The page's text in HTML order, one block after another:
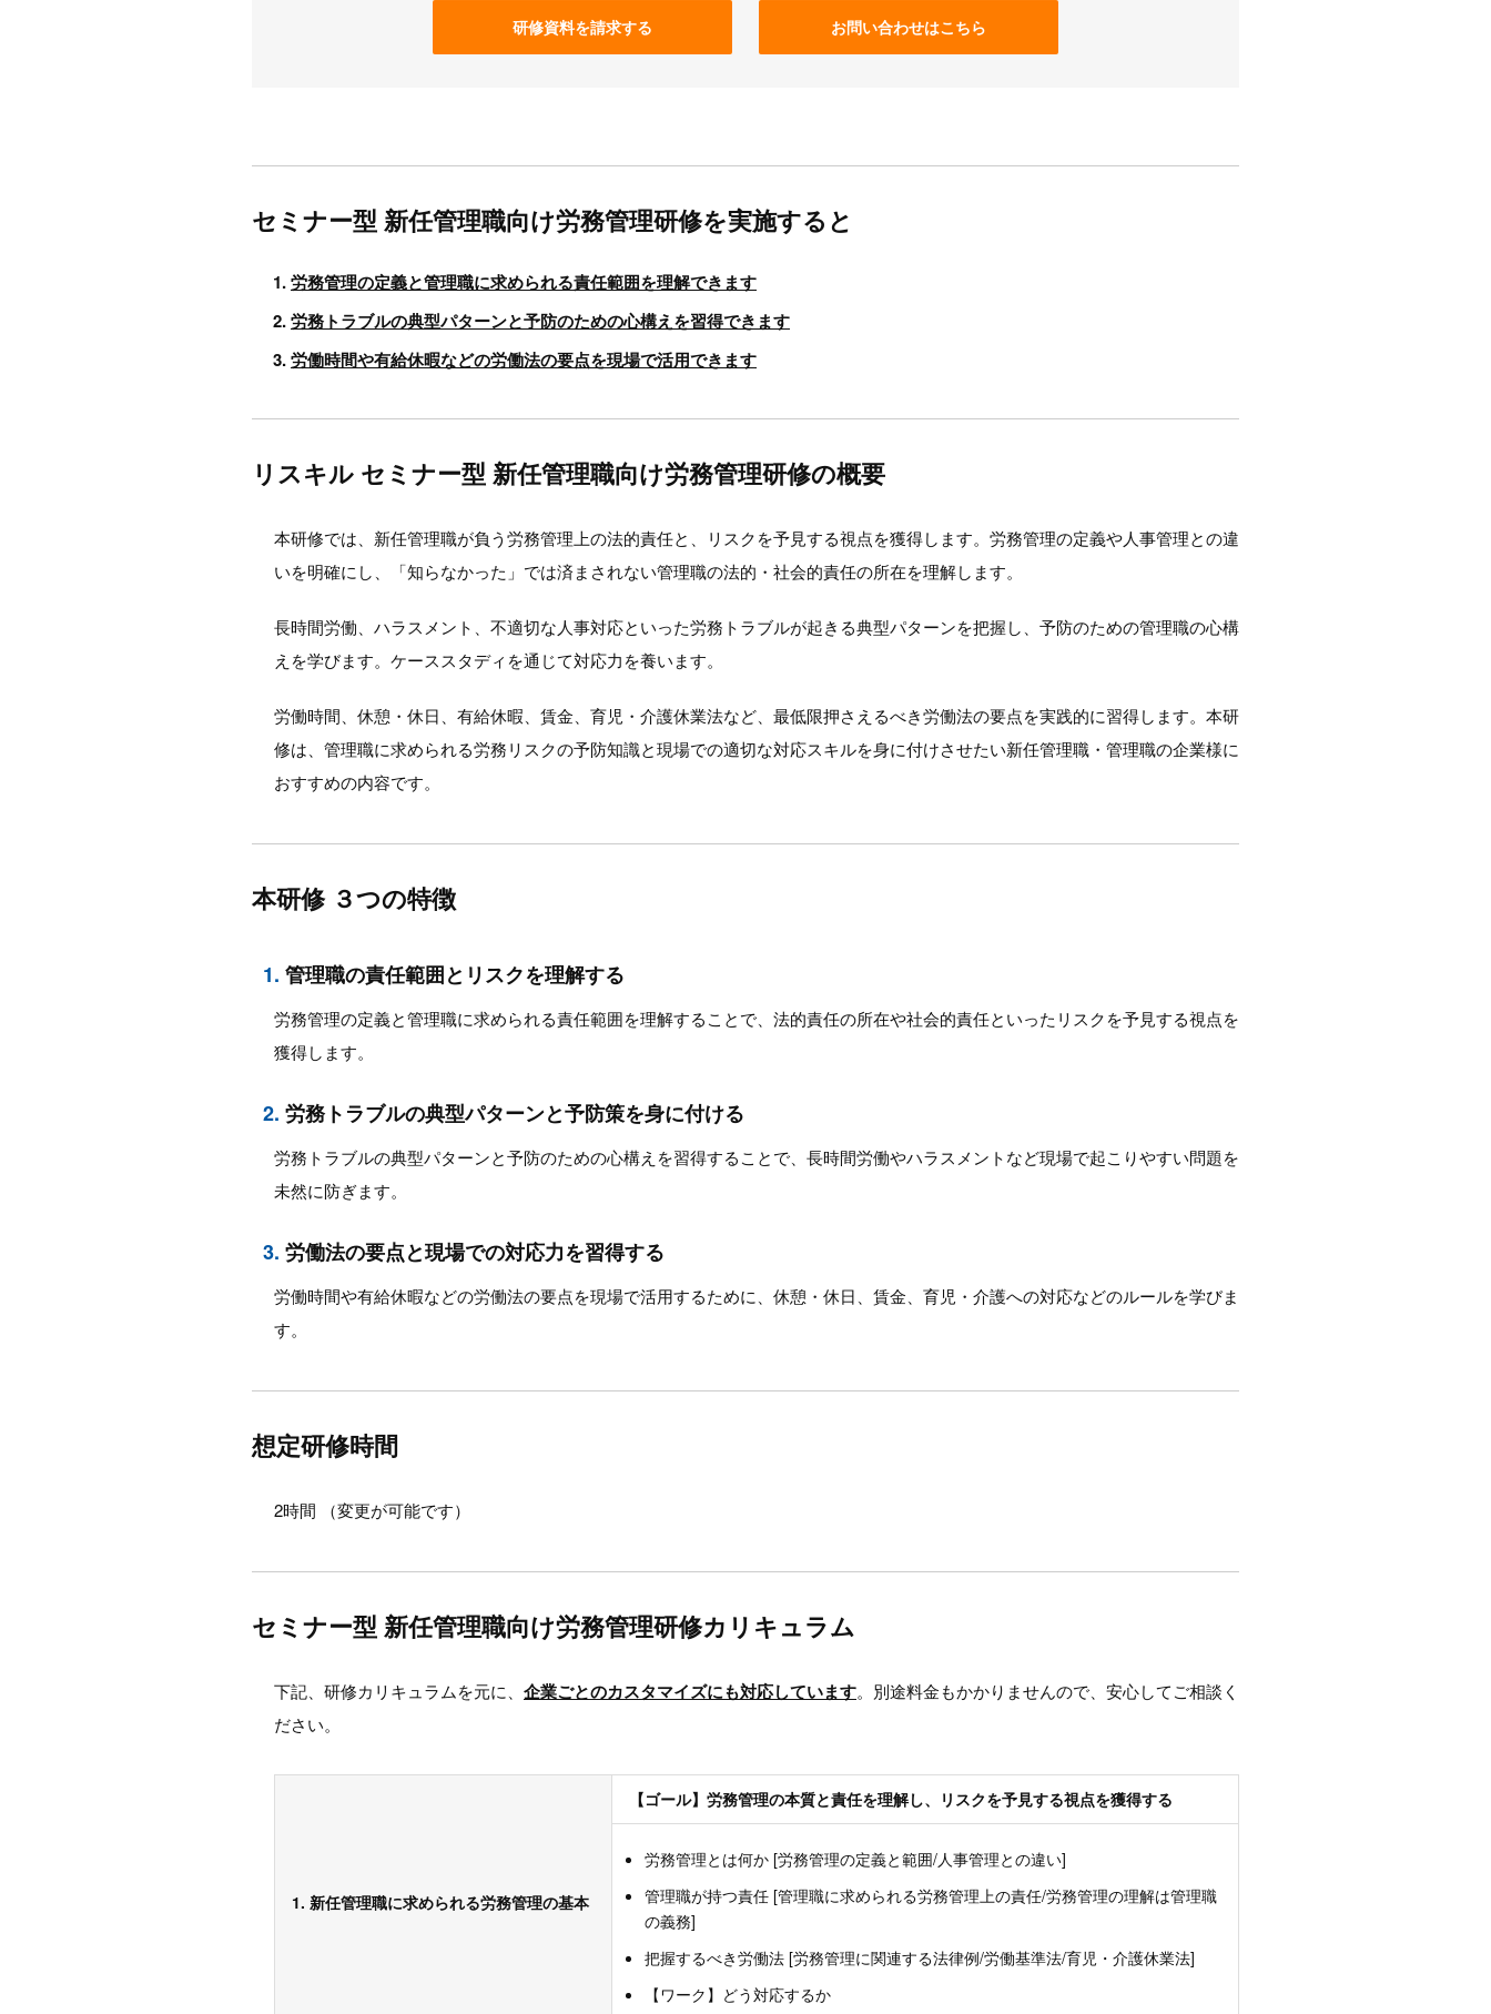
研修資料を請求する お問い合わせはこちら
セミナー型 新任管理職向け労務管理研修を実施すると
労務管理の定義と管理職に求められる責任範囲を理解できます
労務トラブルの典型パターンと予防のための心構えを習得できます
労働時間や有給休暇などの労働法の要点を現場で活用できます
リスキル セミナー型 新任管理職向け労務管理研修の概要
本研修では、新任管理職が負う労務管理上の法的責任と、リスクを予見する視点を獲得します。労務管理の定義や人事管理との違
いを明確にし、「知らなかった」では済まされない管理職の法的・社会的責任の所在を理解します。
長時間労働、ハラスメント、不適切な人事対応といった労務トラブルが起きる典型パターンを把握し、予防のための管理職の心構
えを学びます。ケーススタディを通じて対応力を養います。
労働時間、休憩・休日、有給休暇、賃金、育児・介護休業法など、最低限押さえるべき労働法の要点を実践的に習得します。本研
修は、管理職に求められる労務リスクの予防知識と現場での適切な対応スキルを身に付けさせたい新任管理職・管理職の企業様に
おすすめの内容です。
本研修 ３つの特徴
1. 管理職の責任範囲とリスクを理解する
労務管理の定義と管理職に求められる責任範囲を理解することで、法的責任の所在や社会的責任といったリスクを予見する視点を
獲得します。
2. 労務トラブルの典型パターンと予防策を身に付ける
労務トラブルの典型パターンと予防のための心構えを習得することで、長時間労働やハラスメントなど現場で起こりやすい問題を
未然に防ぎます。
3. 労働法の要点と現場での対応力を習得する
労働時間や有給休暇などの労働法の要点を現場で活用するために、休憩・休日、賃金、育児・介護への対応などのルールを学びま
す。
想定研修時間
2時間 （変更が可能です）
セミナー型 新任管理職向け労務管理研修カリキュラム
下記、研修カリキュラムを元に、 企業ごとのカスタマイズにも対応しています。別途料金もかかりませんので、安心してご相談く
ださい。
1. 新任管理職に求められる労務管理の基本
【ゴール】労務管理の本質と責任を理解し、リスクを予見する視点を獲得する
労務管理とは何か [労務管理の定義と範囲/人事管理との違い]
管理職が持つ責任 [管理職に求められる労務管理上の責任/労務管理の理解は管理職
の義務]
把握するべき労働法 [労務管理に関連する法律例/労働基準法/育児・介護休業法]
【ワーク】どう対応するか